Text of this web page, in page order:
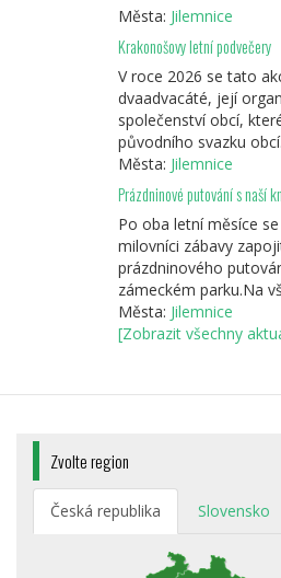
Města: Jilemnice
Krakonošovy letní podvečery
V roce 2026 se tato
dvaadvacáté, její
společenství obcí,
původního svazku obcí.
Města: Jilemnice
Prázdninové putování s naší
Po oba letní měsíce
milovníci zábavy
prázdninového
zámeckém parku.Na
Města: Jilemnice
[Zobrazit všechny
Zvolte region
Česká republika Slovensko